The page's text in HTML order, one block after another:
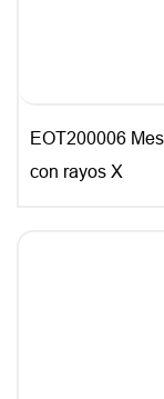
EOT200006
con rayos X